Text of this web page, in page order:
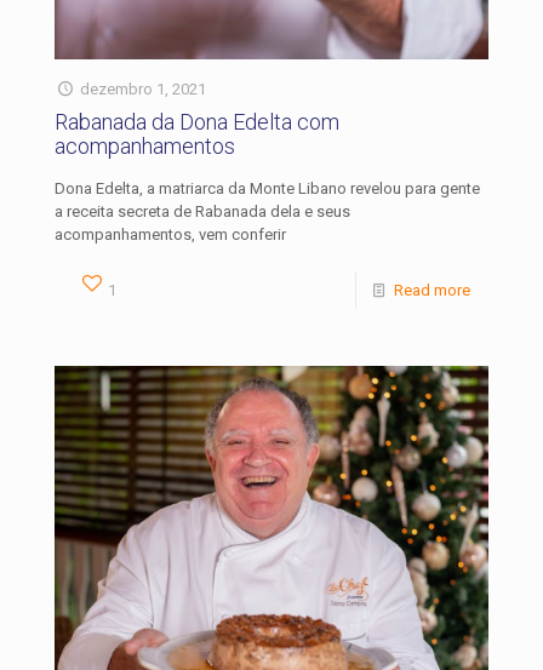
dezembro 1, 2021
Rabanada da Dona Edelta com
acompanhamentos
Dona Edelta, a matriarca da Monte Libano revelou para gente
a receita secreta de Rabanada dela e seus
acompanhamentos, vem conferir
1 Read more